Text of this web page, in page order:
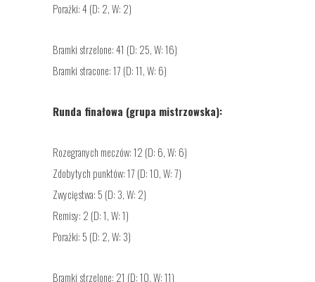
Porażki: 4 (D: 2, W: 2)
Bramki strzelone: 41 (D: 25, W: 16)
Bramki stracone: 17 (D: 11, W: 6)
Runda finałowa (grupa mistrzowska):
Rozegranych meczów: 12 (D: 6, W: 6)
Zdobytych punktów: 17 (D: 10, W: 7)
Zwycięstwa: 5 (D: 3, W: 2)
Remisy: 2 (D: 1, W: 1)
Porażki: 5 (D: 2, W: 3)
Bramki strzelone: 21 (D: 10. W: 11)